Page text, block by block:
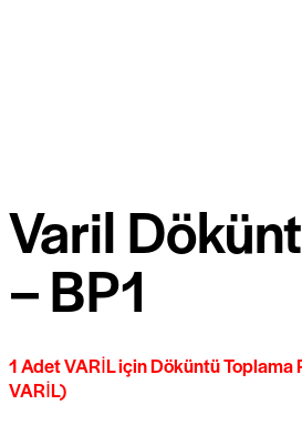
Varil
– BP1
1 Adet VARİL için Döküntü Toplama
VARİL)